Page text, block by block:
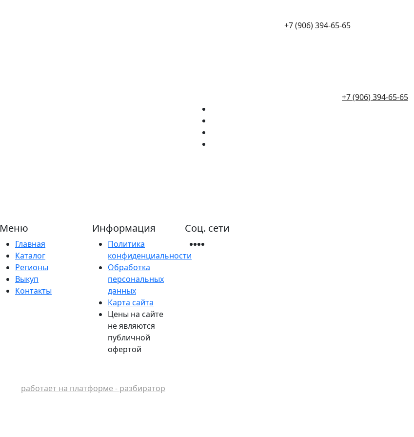
+7 (906) 394-65-65
+7 (906) 394-65-65
Меню
Главная
Каталог
Регионы
Выкуп
Контакты
Информация
Политика
конфиденциальности
Обработка
персональных
данных
Карта сайта
Цены на сайте
не являются
публичной
офертой
Соц. сети
работает на платформе - разбиратор